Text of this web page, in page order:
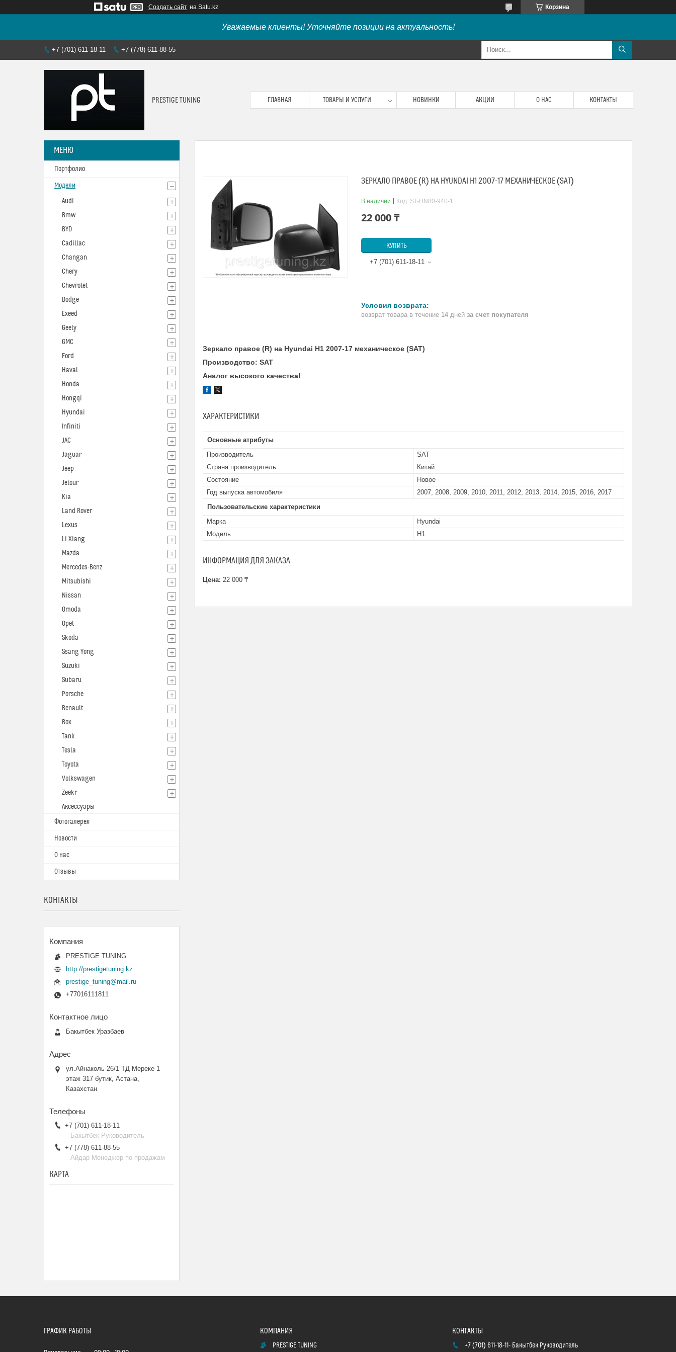
Создать сайт на Satu.kz Корзина
Уважаемые клиенты! Уточняйте позиции на актуальность!
+7 (701) 611-18-11 +7 (778) 611-88-55
PRESTIGE TUNING ГЛАВНАЯ ТОВАРЫ И УСЛУГИ НОВИНКИ АКЦИИ О НАС КОНТАКТЫ
ЗЕРКАЛО ПРАВОЕ (R) НА HYUNDAI H1 2007-17 МЕХАНИЧЕСКОЕ (SAT)
В наличии Код: ST-HN80-940-1
22 000 ₸
КУПИТЬ
+7 (701) 611-18-11
возврат товара в течение 14 дней за счет покупателя
Зеркало правое (R) на Hyundai H1 2007-17 механическое (SAT)
Производство: SAT
Аналог высокого качества!
ХАРАКТЕРИСТИКИ
Основные атрибуты
Производитель
SAT
Страна производитель
Китай
Состояние
Новое
Год выпуска автомобиля
2007, 2008, 2009, 2010, 2011, 2012, 2013, 2014, 2015, 2016, 2017
Пользовательские характеристики
Марка
Hyundai
Модель
H1
ИНФОРМАЦИЯ ДЛЯ ЗАКАЗА
Цена: 22 000 ₸
Портфолио
Модели
Audi
Bmw
BYD
Cadillac
Changan
Chery
Chevrolet
Dodge
Exeed
Geely
GMC
Ford
Haval
Honda
Hongqi
Hyundai
Infiniti
JAC
Jaguar
Jeep
Jetour
Kia
Land Rover
Lexus
Li Xiang
Mazda
Mercedes-Benz
Mitsubishi
Nissan
Omoda
Opel
Skoda
Ssang Yong
Suzuki
Subaru
Porsche
Renault
Rox
Tank
Tesla
Toyota
Volkswagen
Zeekr
Аксессуары
Фотогалерея
Новости
О нас
Отзывы
КОНТАКТЫ
PRESTIGE TUNING
http://prestigetuning.kz
prestige_tuning@mail.ru
+77016111811
Бакытбек Уразбаев
ул.Айнаколь 26/1 ТД Мереке 1
этаж 317 бутик, Астана,
Казахстан
+7 (701) 611-18-11
Бакытбек Руководитель
+7 (778) 611-88-55
Айдар Менеджер по продажам
КАРТА
ГРАФИК РАБОТЫ
PRESTIGE TUNING +7 (701) 611-18-11 Бакытбек Руководитель